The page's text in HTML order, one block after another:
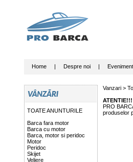
Home| Despre noi|
TOATE ANUNTURILE
Barca fara motor
Barca cu motor
Barca, motor si peridoc
Motor
Peridoc
Skijet
Veliere
Vanzari >
ATENTIE!!!
PRO
produselor